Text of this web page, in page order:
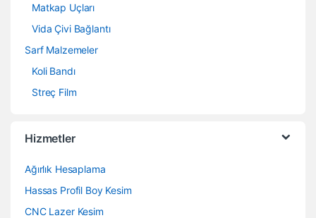
Matkap Uçları
Vida Çivi Bağlantı
Sarf Malzemeler
Koli Bandı
Streç Film
Hizmetler
Ağırlık Hesaplama
Hassas Profil Boy Kesim
CNC Lazer Kesim